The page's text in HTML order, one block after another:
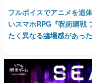
フルボイスでアニメを追
いスマホRPG『呪術廻戦
たく異なる臨場感があった